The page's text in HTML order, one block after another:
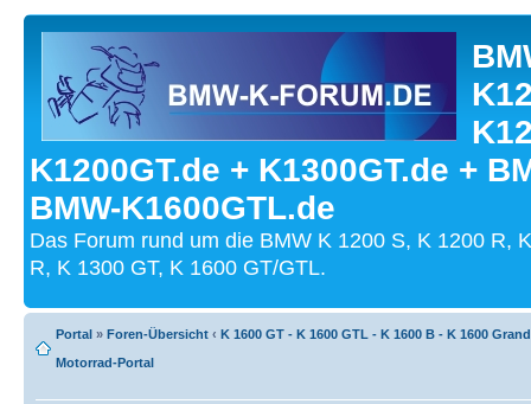
K1200GT.de + K1300GT.de +
BMW-K1600GTL.de
Das Forum rund um die BMW K 1200 S, K 1200 R,
R, K 1300 GT, K 1600 GT/GTL.
Portal » Foren-Übersicht ‹ K 1600 GT - K 1600 GTL - K 1600 B - K 1600
Motorrad-Portal